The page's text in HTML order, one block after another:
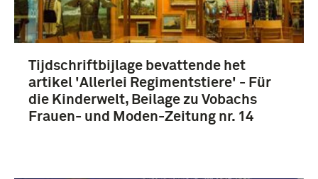
Tijdschriftbijlage bevattende het
artikel 'Allerlei Regimentstiere' - Für
die Kinderwelt, Beilage zu Vobachs
Frauen- und Moden-Zeitung nr. 14